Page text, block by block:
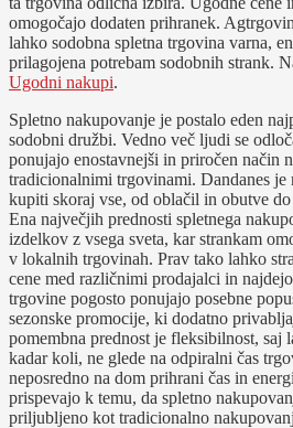
omogočajo dodaten prihranek.
lahko sodobna spletna trgovina varna,
prilagojena potrebam sodobnih strank.
Ugodni nakupi.
Spletno nakupovanje je postalo eden
sodobni družbi. Vedno več ljudi se
ponujajo enostavnejši in priročen način
tradicionalnimi trgovinami. Dandanes
kupiti skoraj vse, od oblačil in obutve
Ena največjih prednosti spletnega
izdelkov z vsega sveta, kar strankam
v lokalnih trgovinah. Prav tako lahko
cene med različnimi prodajalci in
trgovine pogosto ponujajo posebne
sezonske promocije, ki dodatno
pomembna prednost je fleksibilnost, saj
kadar koli, ne glede na odpiralni čas
neposredno na dom prihrani čas in
prispevajo k temu, da spletno
priljubljeno kot tradicionalno